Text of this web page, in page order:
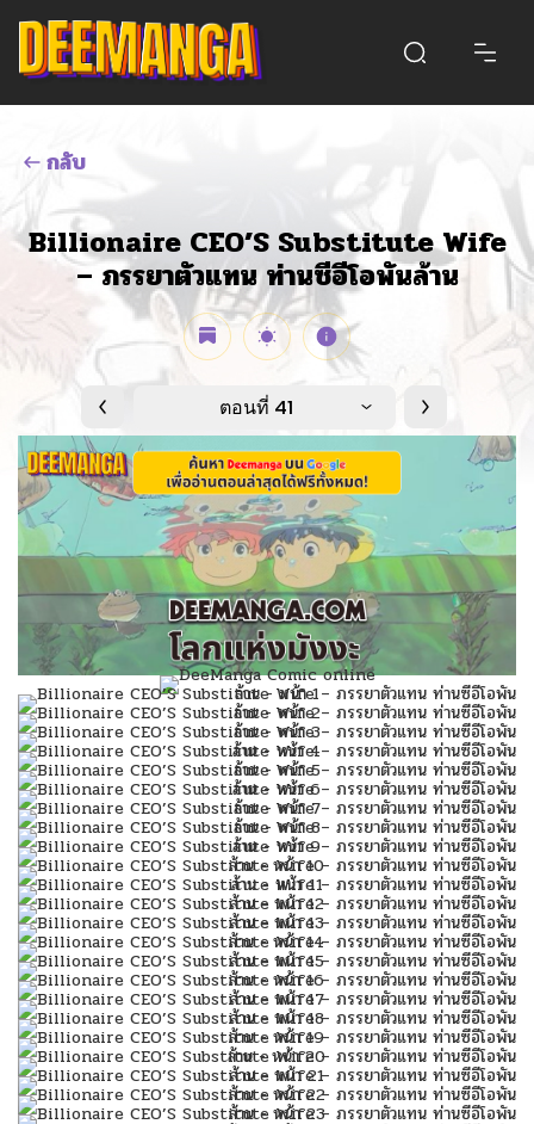
กลับ
Billionaire CEO’S Substitute Wife
– ภรรยาตัวแทน ท่านซีอีโอพันล้าน
ตอนที่ 41